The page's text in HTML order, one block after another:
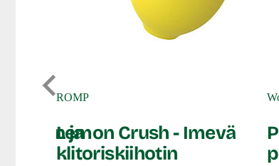
ja
ROMP
Lemon Crush - Imevä
klitoriskiihotin